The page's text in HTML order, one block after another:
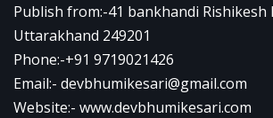
Publish from:-41 bankhandi Rishikesh
Uttarakhand 249201
Phone:-+91 9719021426
Email:- devbhumikesari@gmail.com
Website:- www.devbhumikesari.com